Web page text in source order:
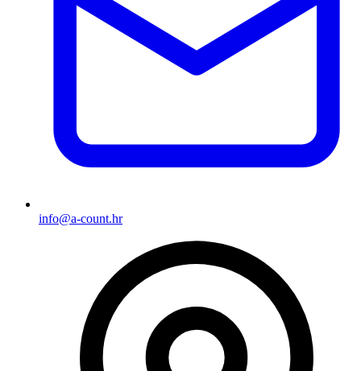
info@a-count.hr